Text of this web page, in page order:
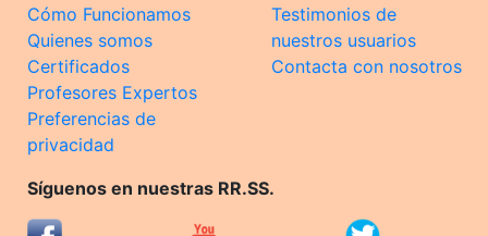
Cómo Funcionamos
Quienes somos
Certificados
Profesores Expertos
Preferencias de
privacidad
Testimonios de
nuestros usuarios
Contacta con nosotros
Síguenos en nuestras RR.SS.